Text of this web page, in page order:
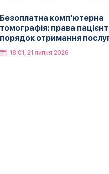
Безоплатна комп'ютерна
томографія: права
порядок отримання
18:01, 21 липня 2026